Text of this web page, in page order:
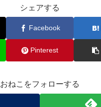
シェアする
Facebook
Pinterest
おねこをフォローする